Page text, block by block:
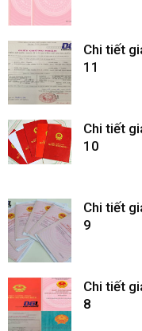
Chi tiết
11
Chi tiết
10
Chi tiết
9
Chi tiết
8